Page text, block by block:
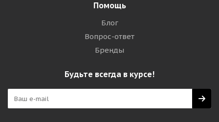
Помощь
Блог
Вопрос-ответ
Бренды
Будьте всегда в курсе!